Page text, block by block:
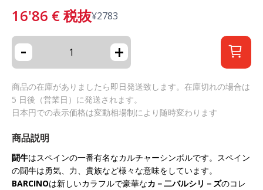
16'86 €税抜¥2783
- +
商品の在庫がありましたら即日発送致します。在庫切れの場合は
5 日後（営業日）に発送されます。
日本円での表示価格は変動相場制により随時変わります
商品説明
闘牛はスペインの一番有名なカルチャーシンボルです。スペイン
の闘牛は勇気、力、貴族など様々な意味をしています。
BARCINOは新しいカラフルで豪華なカ－二バルシリ－ズのコレ